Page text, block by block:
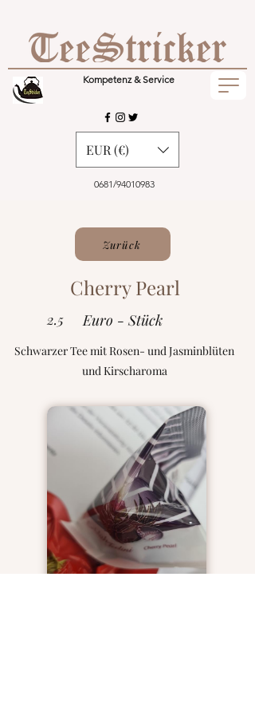
Kompetenz & Service
0681/94010983
EUR (€)
Zurück
Cherry Pearl
2.5 Euro - Stück
Schwarzer Tee mit Rosen- und Jasminblüten
und Kirscharoma